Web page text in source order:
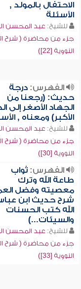
الاحتفال بالمولد ,
الأسئلة
للشيخ: عبد المحسن
جزء من محاضرة ( شرح
النووية [22])
الفهرس:درجة
حديث: (رجعنا من
الجهاد الأصغر إلى
الأكبر) ومعناه ,
للشيخ: عبد المحسن
جزء من محاضرة ( شرح
النووية [30])
الفهرس:ثواب
طاعة الله وترك
معصيته وفضل
شرح حديث ابن
الله كتب الحسنات
والسيئات...)
للشيخ: عبد المحسن
جزء من محاضرة ( شرح
النووية [33])